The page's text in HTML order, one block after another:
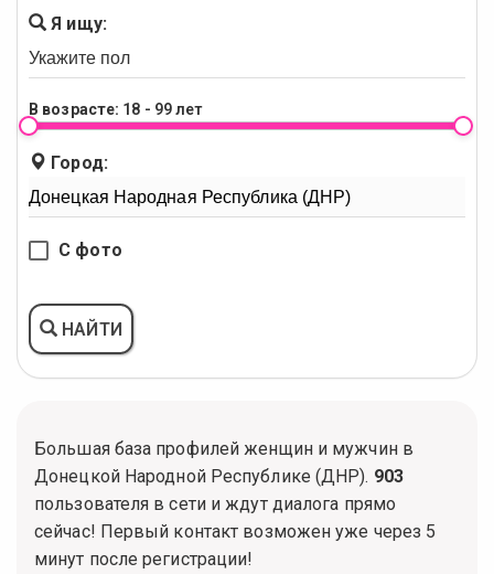
Я ищу:
В возрасте: 18 - 99 лет
Город:
С фото
НАЙТИ
Большая база профилей женщин и мужчин в
Донецкой Народной Республике (ДНР). 903
пользователя в сети и ждут диалога прямо
сейчас! Первый контакт возможен уже через 5
минут после регистрации!